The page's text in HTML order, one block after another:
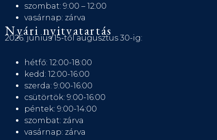
szombat: 9:00 – 12:00
vasárnap: zárva
Nyári nyitvatartás
2026. június 15-től augusztus 30-ig:
hétfő: 12:00-18:00
kedd: 12:00-16:00
szerda: 9:00-16:00
csütörtök: 9:00-16:00
péntek: 9:00-14:00
szombat: zárva
vasárnap: zárva